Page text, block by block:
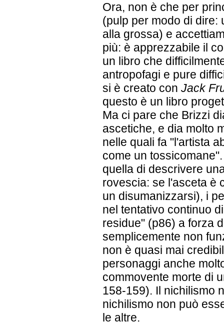
Ora, non è che per
(pulp per modo di dire:
alla grossa) e
più: è apprezzabile il
un libro che
antropofagi e pure
si è creato con Jack
questo è un libro
Ma ci pare che Brizzi
ascetiche, e dia molto
nelle quali fa "l'artista
come un
quella di descrivere
rovescia: se l'asceta è
un disumanizzarsi), i
nel tentativo continuo
residue" (p86) a forza
semplicemente non
non è quasi mai
personaggi anche
commovente morte di
158-159). Il nichilismo
nichilismo non può
le altre.